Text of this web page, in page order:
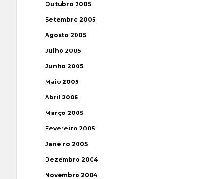
Outubro 2005
Setembro 2005
Agosto 2005
Julho 2005
Junho 2005
Maio 2005
Abril 2005
Março 2005
Fevereiro 2005
Janeiro 2005
Dezembro 2004
Novembro 2004